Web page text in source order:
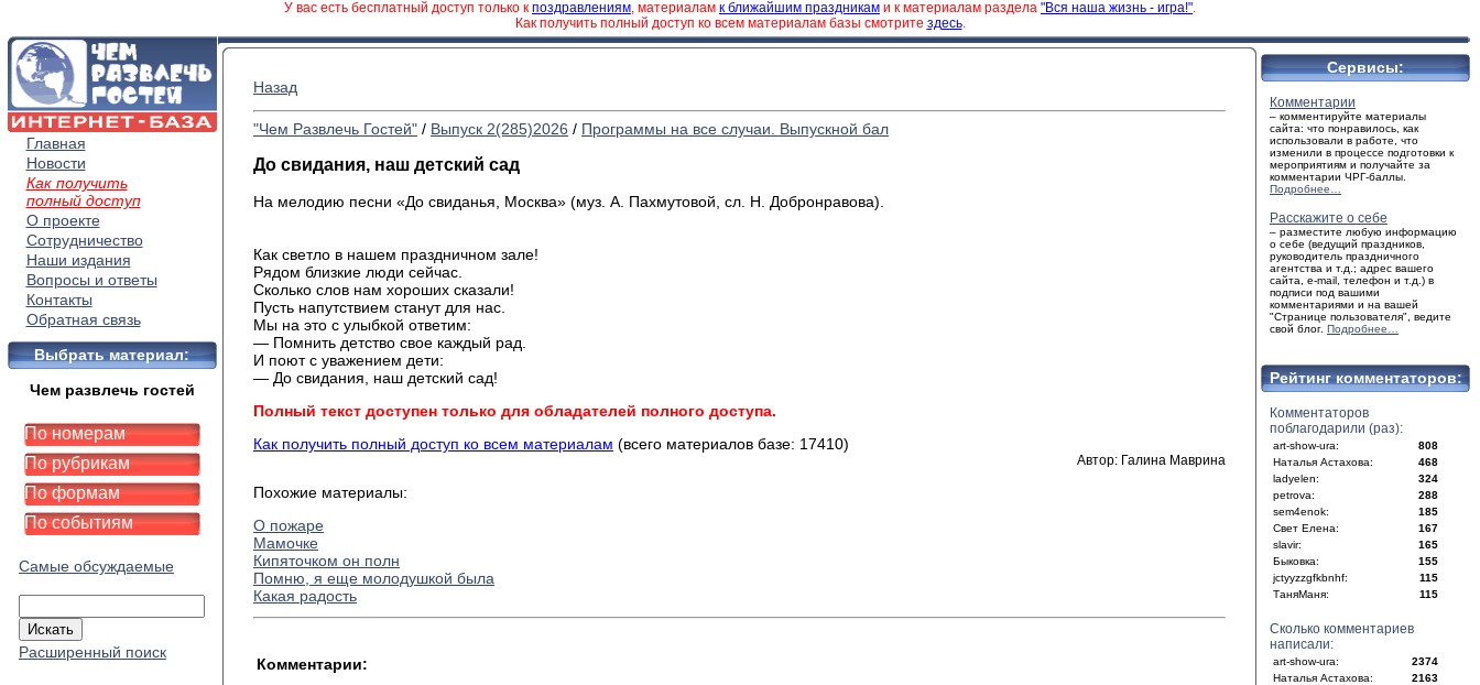
У вас есть бесплатный доступ только к поздравлениям, материалам к ближайшим праздникам и к материалам раздела "Вся наша жизнь - игра!".
Как получить полный доступ ко всем материалам базы смотрите здесь.
Главная
Новости
Как получить
полный доступ
О проекте
Сотрудничество
Наши издания
Вопросы и ответы
Контакты
Обратная связь
Выбрать материал:
Чем развлечь гостей
По номерам
По рубрикам
По формам
По событиям
Самые обсуждаемые
Расширенный поиск
Назад
"Чем Развлечь Гостей" / Выпуск 2(285)2026 / Программы на все случаи. Выпускной бал
До свидания, наш детский сад
На мелодию песни «До свиданья, Москва» (муз. А. Пахмутовой, сл. Н. Добронравова).
Как светло в нашем праздничном зале!
Рядом близкие люди сейчас.
Сколько слов нам хороших сказали!
Пусть напутствием станут для нас.
Мы на это с улыбкой ответим:
— Помнить детство свое каждый рад.
И поют с уважением дети:
— До свидания, наш детский сад!
Полный текст доступен только для обладателей полного доступа.
Как получить полный доступ ко всем материалам (всего материалов базе: 17410)
Автор: Галина Маврина
Похожие материалы:
О пожаре
Мамочке
Кипяточком он полн
Помню, я еще молодушкой была
Какая радость
Комментарии:
Сервисы:
Комментарии
– комментируйте материалы
сайта: что понравилось, как
использовали в работе, что
изменили в процессе подготовки к
мероприятиям и получайте за
комментарии ЧРГ-баллы.
Подробнее…
Расскажите о себе
– разместите любую информацию
о себе (ведущий праздников,
руководитель праздничного
агентства и т.д.; адрес вашего
сайта, e-mail, телефон и т.д.) в
подписи под вашими
комментариями и на вашей
"Странице пользователя", ведите
свой блог. Подробнее…
Рейтинг комментаторов:
Комментаторов
поблагодарили (раз):
art-show-ura:
808
Наталья Астахова:
468
ladyelen:
324
petrova:
288
sem4enok:
185
Свет Елена:
167
slavir:
165
Быковка:
155
jctyyzzgfkbnhf:
115
ТаняМаня:
115
Сколько комментариев
написали:
art-show-ura:
2374
Наталья Астахова:
2163